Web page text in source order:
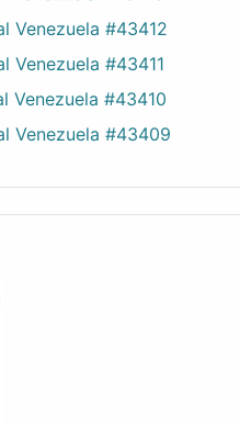
Venezuela #43412
Venezuela #43411
Venezuela #43410
Venezuela #43409